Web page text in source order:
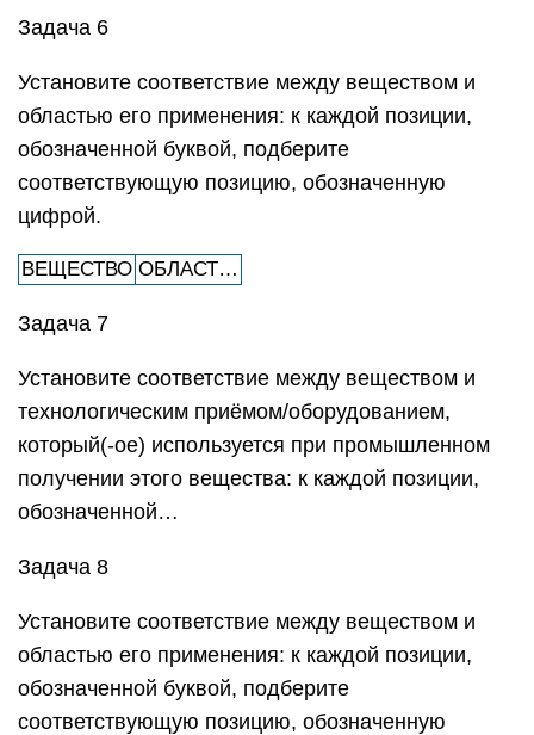
Задача 6
Установите соответствие между веществом и
областью его применения: к каждой позиции,
обозначенной буквой, подберите
соответствующую позицию, обозначенную
цифрой.
ВЕЩЕСТВО ОБЛАСТ…
Задача 7
Установите соответствие между веществом и
технологическим приёмом/оборудованием,
который(-ое) используется при промышленном
получении этого вещества: к каждой позиции,
обозначенной…
Задача 8
Установите соответствие между веществом и
областью его применения: к каждой позиции,
обозначенной буквой, подберите
соответствующую позицию, обозначенную